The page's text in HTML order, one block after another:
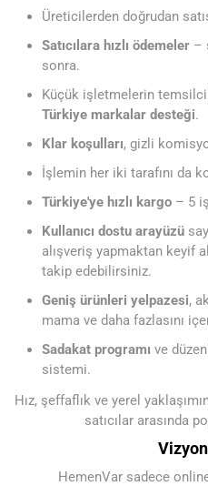
Üreticilerden doğrudan
Satıcılara hızlı ödemeler –
sonra.
Küçük işletmelerin
Türkiye markalar desteği.
Klar koşulları, gizli
İşlemin her iki tarafını da
Türkiye'ye hızlı kargo – 5
Kullanıcı dostu arayüzü
alışveriş yapmaktan keyif
takip edebilirsiniz.
Geniş ürünleri yelpazesi,
mama ve daha fazlasını
Sadakat programı ve
sistemi.
Hız, şeffaflık ve yerel
satıcılar arasında
HemenVar sadece